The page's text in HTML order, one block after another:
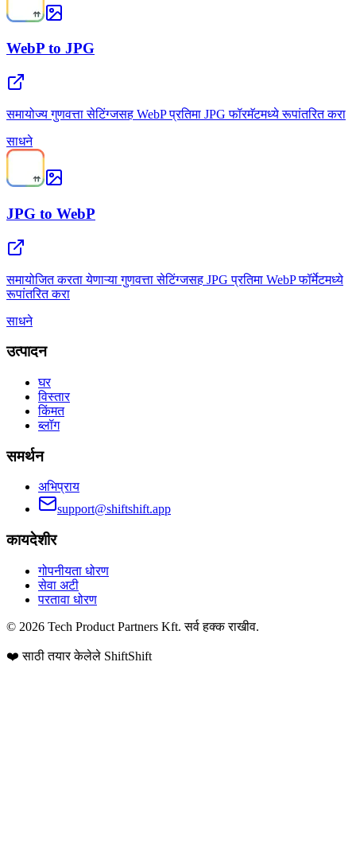
WebP to JPG
समायोज्य गुणवत्ता सेटिंग्जसह WebP प्रतिमा JPG फॉरमॅटमध्ये रूपांतरित करा
साधने
JPG to WebP
समायोजित करता येणाऱ्या गुणवत्ता सेटिंग्जसह JPG प्रतिमा WebP फॉर्मेटमध्ये
रूपांतरित करा
साधने
उत्पादन
घर
विस्तार
किंमत
ब्लॉग
समर्थन
अभिप्राय
support@shiftshift.app
कायदेशीर
गोपनीयता धोरण
सेवा अटी
परतावा धोरण
© 2026 Tech Product Partners Kft.सर्व हक्क राखीव.
❤️ साठी तयार केलेले ShiftShift